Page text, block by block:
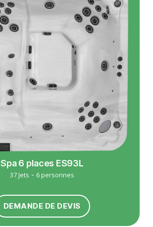
Spa 6 places ES93L
37 Jets - 6 personnes
DEMANDE DE DEVIS